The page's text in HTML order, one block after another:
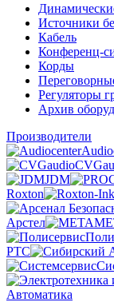
Источники
Кабель
Конференц-
Корды
Регуляторы
Архив
Производители
JDM
Roxton
Арстел
РТС
Автоматика